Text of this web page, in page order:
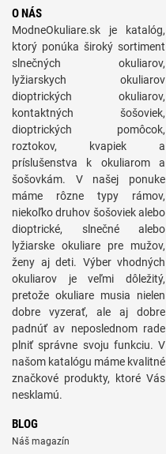
O NÁS
ModneOkuliare.sk je katalóg,
ktorý ponúka široký sortiment
slnečných okuliarov,
lyžiarskych okuliarov
dioptrických okuliarov,
kontaktných šošoviek,
dioptrických pomôcok,
roztokov, kvapiek a
príslušenstva k okuliarom a
šošovkám. V našej ponuke
máme rôzne typy rámov,
niekoľko druhov šošoviek alebo
dioptrické, slnečné alebo
lyžiarske okuliare pre mužov,
ženy aj deti. Výber vhodných
okuliarov je veľmi dôležitý,
pretože okuliare musia nielen
dobre vyzerať, ale aj dobre
padnúť av neposlednom rade
plniť správne svoju funkciu. V
našom katalógu máme kvalitné
značkové produkty, ktoré Vás
nesklamú.
BLOG
Náš magazín